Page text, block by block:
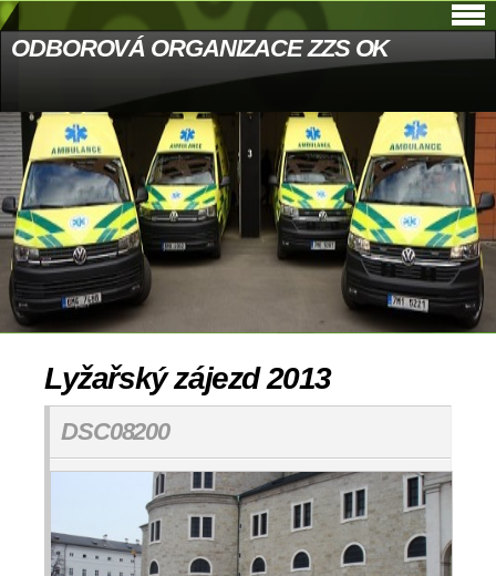
ODBOROVÁ ORGANIZACE ZZS OK
Lyžařský zájezd 2013
DSC08200